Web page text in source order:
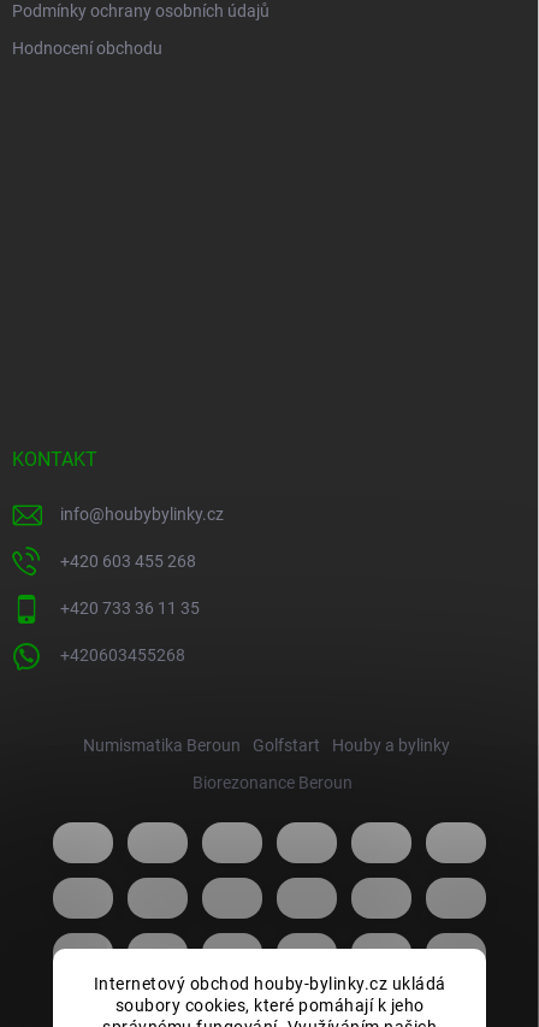
Internetový obchod houby-bylinky.cz ukládá
soubory cookies, které pomáhají k jeho
Podmínky ochrany osobních údajů
Hodnocení obchodu
KONTAKT
info@houbybylinky.cz
+420 603 455 268
+420 733 36 11 35
+420603455268
Numismatika Beroun Golfstart
Houby a bylinky
Biorezonance Beroun